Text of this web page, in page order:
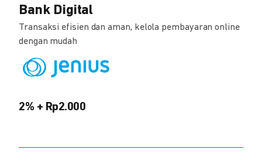
Bank Digital
Transaksi efisien dan aman, kelola pembayaran online
dengan mudah
2% + Rp2.000